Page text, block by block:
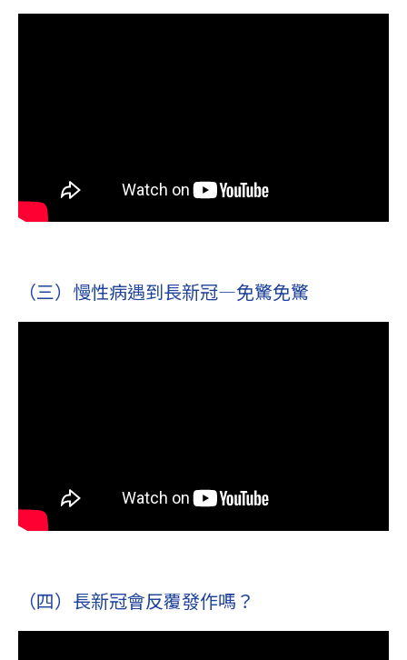
（三）慢性病遇到長新冠—免驚免驚
（四）長新冠會反覆發作嗎？